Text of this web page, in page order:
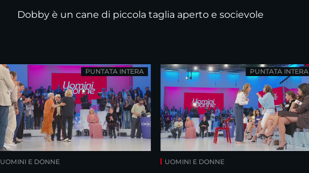
Dobby è un cane di piccola taglia aperto e socievole
UOMINI E DONNE
PUNTATA INTERA
UOMINI E DONNE
PUNTATA INTERA